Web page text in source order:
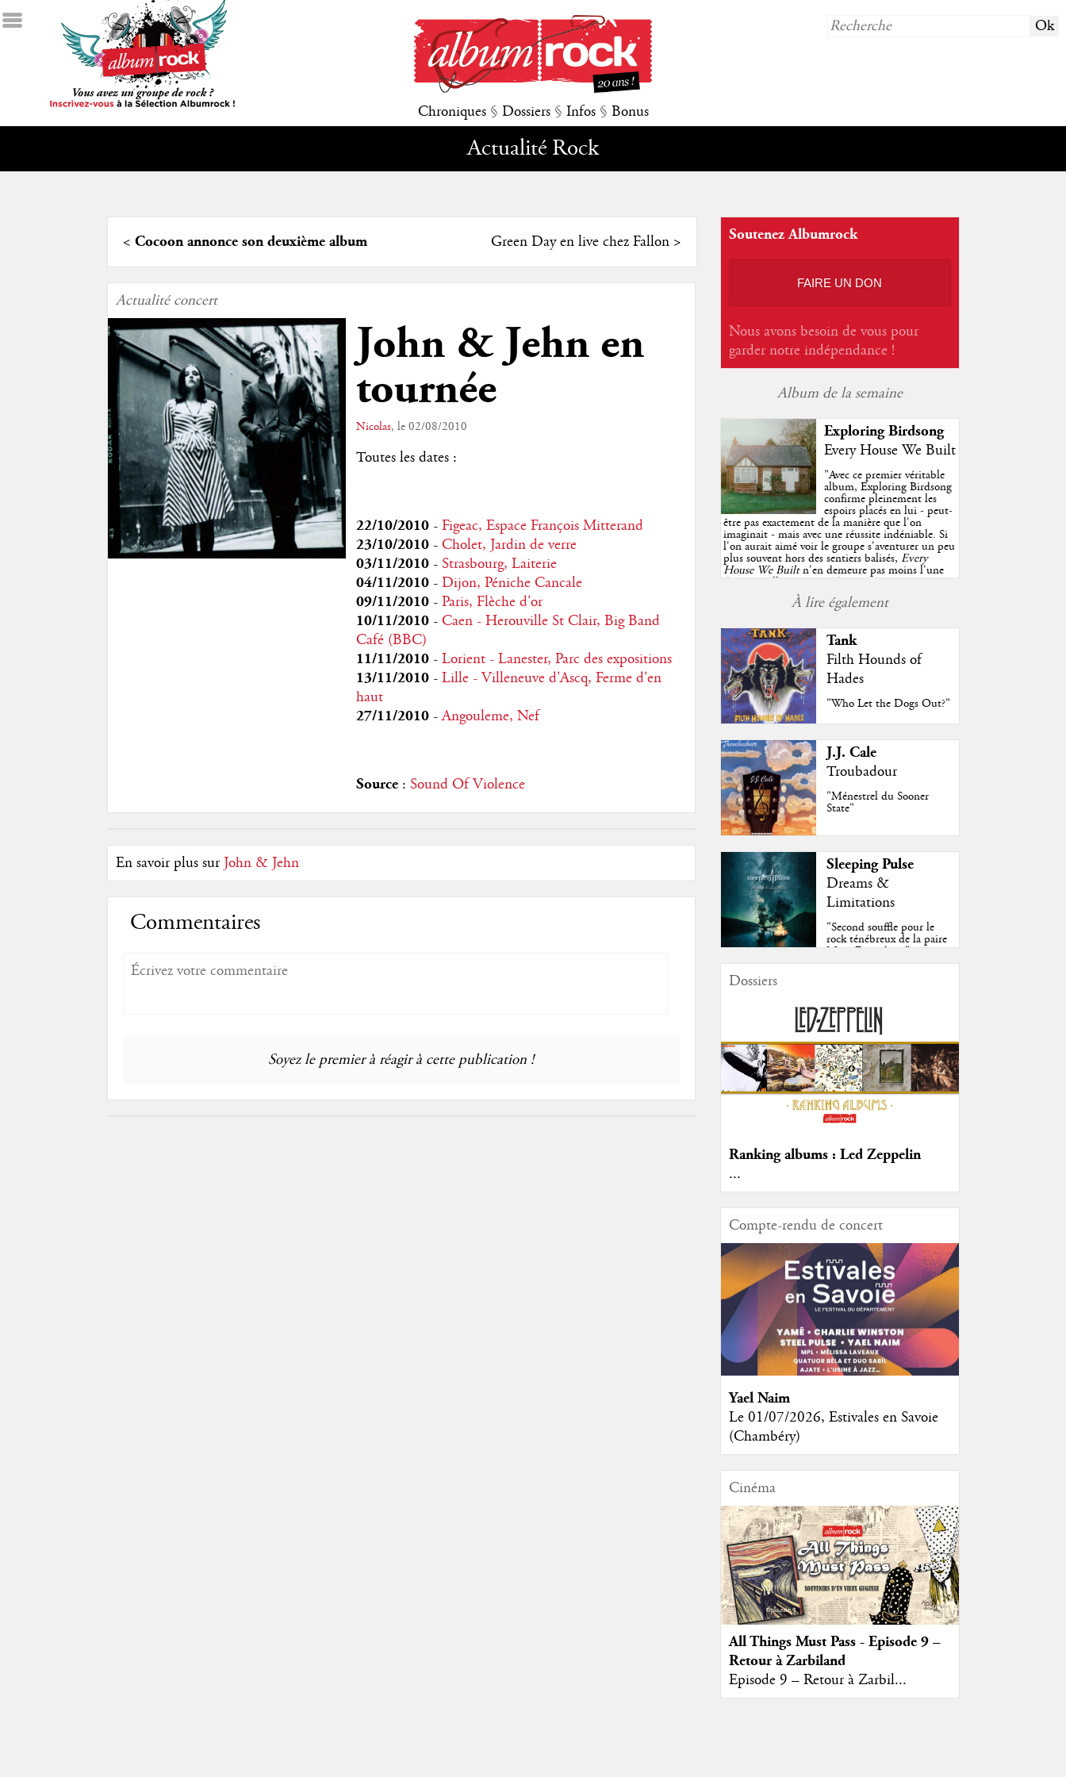
Chroniques § Dossiers § Infos § Bonus
Actualité Rock
< Cocoon annonce son deuxième album Green Day en live chez Fallon>
Actualité concert
John & Jehn en
tournée
Nicolas, le 02/08/2010
Toutes les dates :
22/10/2010 -Figeac, Espace François Mitterand
23/10/2010 -Cholet, Jardin de verre
03/11/2010 -Strasbourg, Laiterie
04/11/2010 -Dijon, Péniche Cancale
09/11/2010 -Paris, Flèche d'or
10/11/2010 -Caen - Herouville St Clair, Big Band
Café (BBC)
11/11/2010 -Lorient - Lanester, Parc des expositions
13/11/2010 -Lille - Villeneuve d'Ascq, Ferme d'en
haut
27/11/2010 -Angouleme, Nef
Source :Sound Of Violence
En savoir plus surJohn & Jehn
Commentaires
Soyez le premier à réagir à cette publication !
Soutenez Albumrock
FAIRE UN DON
Nous avons besoin de vous pour
garder notre indépendance !
Album de la semaine
Exploring Birdsong
Every House We Built
"Avec ce premier véritable
album, Exploring Birdsong
confirme pleinement les
espoirs placés en lui - peut-
être pas exactement de la manière que l'on
imaginait - mais avec une réussite indéniable. Si
l'on aurait aimé voir le groupe s'aventurer un peu
plus souvent hors des sentiers balisés,Every
House We Builtn'en demeure pas moins l'une
des très belles surprises de cette année, porté par
plusieurs morceaux qui trouveront sans difficulté
une place de choix dans vos playlists estivales.
À lire également
Tank
Filth Hounds of
Hades
"Who Let the Dogs Out?"
J.J. Cale
Troubadour
"Ménestrel du Sooner
State"
Sleeping Pulse
Dreams &
Limitations
"Second souffle pour le
rock ténébreux de la paire
Moss-Fazendeiro"
Dossiers
Ranking albums : Led Zeppelin
...
Compte-rendu de concert
Yael Naim
Le 01/07/2026, Estivales en Savoie
(Chambéry)
Cinéma
All Things Must Pass - Episode 9 –
Retour à Zarbiland
Episode 9 – Retour à Zarbil...